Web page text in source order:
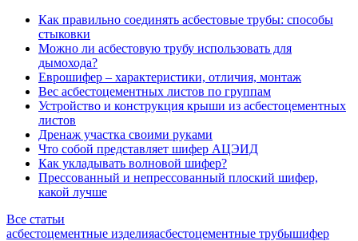
Как правильно соединять асбестовые трубы: способы
стыковки
Можно ли асбестовую трубу использовать для
дымохода?
Еврошифер – характеристики, отличия, монтаж
Вес асбестоцементных листов по группам
Устройство и конструкция крыши из асбестоцементных
листов
Дренаж участка своими руками
Что собой представляет шифер АЦЭИД
Как укладывать волновой шифер?
Прессованный и непрессованный плоский шифер,
какой лучше
Все статьи
асбестоцементные изделияасбестоцементные трубышифер